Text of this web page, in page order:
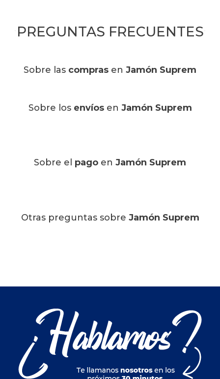
PREGUNTAS FRECUENTES
Sobre las compras en Jamón Suprem
Sobre los envíosen Jamón Suprem
Sobre el pago en Jamón Suprem
Otras preguntas sobre Jamón Suprem